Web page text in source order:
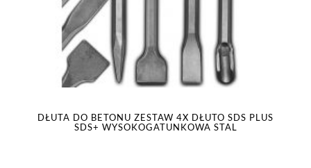
DŁUTA DO BETONU ZESTAW 4X DŁUTO SDS PLUS
SDS+ WYSOKOGATUNKOWA STAL